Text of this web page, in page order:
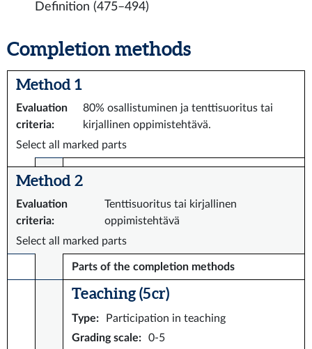
Definition (475–494)
Completion methods
Method 1
Evaluation
criteria:
80% osallistuminen ja tenttisuoritus tai
kirjallinen oppimistehtävä.
Select all marked parts
Method 2
Evaluation
criteria:
Tenttisuoritus tai kirjallinen
oppimistehtävä
Select all marked parts
Parts of the completion methods
Teaching (5 cr)
Type:
Participation in teaching
Grading scale:
0-5